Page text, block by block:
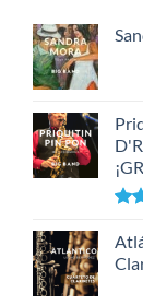
de